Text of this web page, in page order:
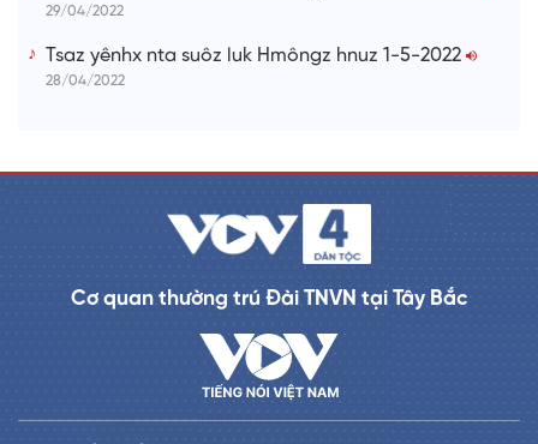
29/04/2022
Tsaz yênhx nta suôz luk Hmôngz hnuz 1-5-2022
28/04/2022
Cơ quan thường trú Đài TNVN tại Tây Bắc